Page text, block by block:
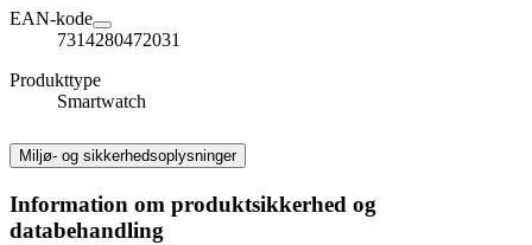
EAN-kode
7314280472031
Produkttype
Smartwatch
Miljø- og sikkerhedsoplysninger
Information om produktsikkerhed og
databehandling